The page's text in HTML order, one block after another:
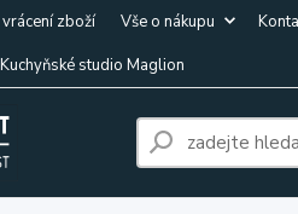
zboží Vše o nákupu
Kuchyňské studio Maglion